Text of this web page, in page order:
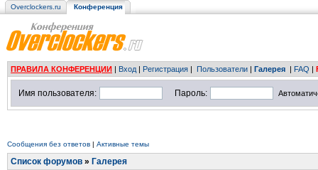
Overclockers.ru Конференция
ПРАВИЛА КОНФЕРЕНЦИИ | Вход | Регистрация | Пользователи | Галерея | FAQ |
Имя пользователя: Пароль:
Сообщения без ответов | Активные темы
Список форумов » Галерея